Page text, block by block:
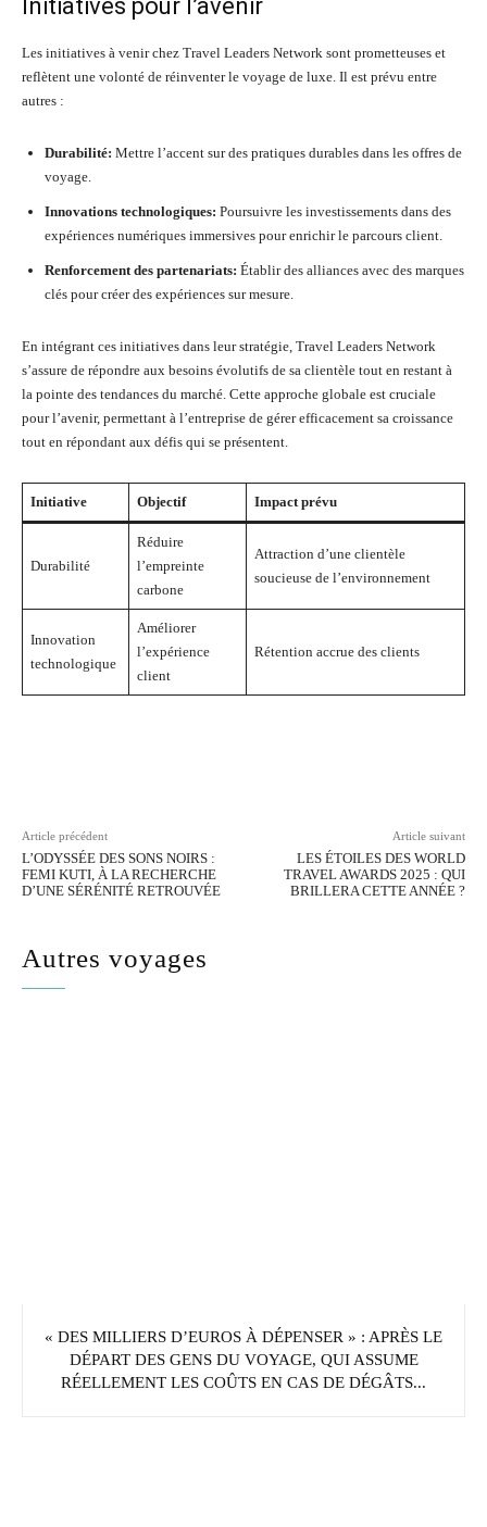
Initiatives pour l’avenir
Les initiatives à venir chez Travel Leaders Network sont prometteuses et
reflètent une volonté de réinventer le voyage de luxe. Il est prévu entre
autres :
Durabilité: Mettre l’accent sur des pratiques durables dans les offres de
voyage.
Innovations technologiques: Poursuivre les investissements dans des
expériences numériques immersives pour enrichir le parcours client.
Renforcement des partenariats: Établir des alliances avec des marques
clés pour créer des expériences sur mesure.
En intégrant ces initiatives dans leur stratégie, Travel Leaders Network
s’assure de répondre aux besoins évolutifs de sa clientèle tout en restant à
la pointe des tendances du marché. Cette approche globale est cruciale
pour l’avenir, permettant à l’entreprise de gérer efficacement sa croissance
tout en répondant aux défis qui se présentent.
Initiative Objectif Impact prévu
Durabilité
Réduire
l’empreinte
carbone
Attraction d’une clientèle
soucieuse de l’environnement
Innovation
technologique
Améliorer
l’expérience
client
Rétention accrue des clients
Article précédent
L’ODYSSÉE DES SONS NOIRS :
FEMI KUTI, À LA RECHERCHE
D’UNE SÉRÉNITÉ RETROUVÉE
Article suivant
LES ÉTOILES DES WORLD
TRAVEL AWARDS 2025 : QUI
BRILLERA CETTE ANNÉE ?
Autres voyages
« DES MILLIERS D’EUROS À DÉPENSER » : APRÈS LE
DÉPART DES GENS DU VOYAGE, QUI ASSUME
RÉELLEMENT LES COÛTS EN CAS DE DÉGÂTS...